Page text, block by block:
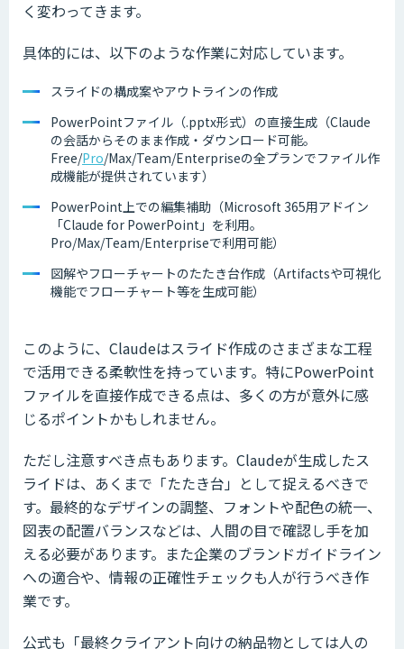
く変わってきます。
具体的には、以下のような作業に対応しています。
スライドの構成案やアウトラインの作成
PowerPointファイル（.pptx形式）の直接生成（Claude
の会話からそのまま作成・ダウンロード可能。
Free/Pro/Max/Team/Enterpriseの全プランでファイル作
成機能が提供されています）
PowerPoint上での編集補助（Microsoft 365用アドイン
「Claude for PowerPoint」を利用。
Pro/Max/Team/Enterpriseで利用可能）
図解やフローチャートのたたき台作成（Artifactsや可視化
機能でフローチャート等を生成可能）
このように、Claudeはスライド作成のさまざまな工程
で活用できる柔軟性を持っています。特にPowerPoint
ファイルを直接作成できる点は、多くの方が意外に感
じるポイントかもしれません。
ただし注意すべき点もあります。Claudeが生成したス
ライドは、あくまで「たたき台」として捉えるべきで
す。最終的なデザインの調整、フォントや配色の統一、
図表の配置バランスなどは、人間の目で確認し手を加
える必要があります。また企業のブランドガイドライン
への適合や、情報の正確性チェックも人が行うべき作
業です。
公式も「最終クライアント向けの納品物としては人の